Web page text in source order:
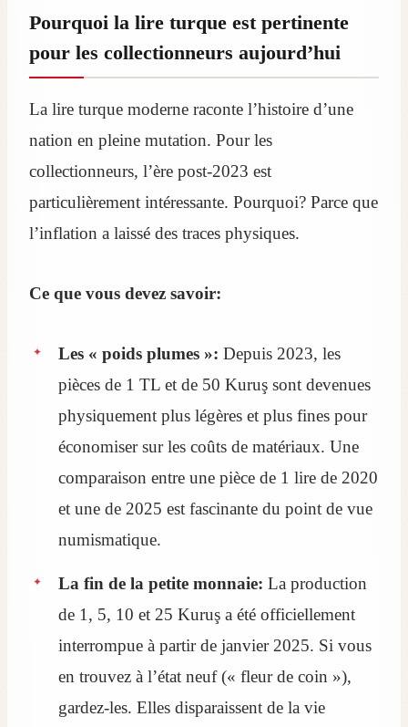
Pourquoi la lire turque est pertinente
pour les collectionneurs aujourd’hui
La lire turque moderne raconte l’histoire d’une
nation en pleine mutation. Pour les
collectionneurs, l’ère post-2023 est
particulièrement intéressante. Pourquoi? Parce que
l’inflation a laissé des traces physiques.
Ce que vous devez savoir:
Les « poids plumes »: Depuis 2023, les
pièces de 1 TL et de 50 Kuruş sont devenues
physiquement plus légères et plus fines pour
économiser sur les coûts de matériaux. Une
comparaison entre une pièce de 1 lire de 2020
et une de 2025 est fascinante du point de vue
numismatique.
La fin de la petite monnaie: La production
de 1, 5, 10 et 25 Kuruş a été officiellement
interrompue à partir de janvier 2025. Si vous
en trouvez à l’état neuf (« fleur de coin »),
gardez-les. Elles disparaissent de la vie